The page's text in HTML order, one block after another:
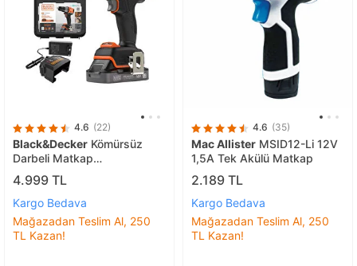
4.6 (22)
Black&Decker Kömürsüz
Darbeli Matkap
BLD683D1XK-QW 18V 2Ah
4.999 TL
Kargo Bedava
Mağazadan Teslim Al, 250
TL Kazan!
4.6 (35)
Mac Allister MSID12-Li 12V
1,5A Tek Akülü Matkap
2.189 TL
Kargo Bedava
Mağazadan Teslim Al, 250
TL Kazan!